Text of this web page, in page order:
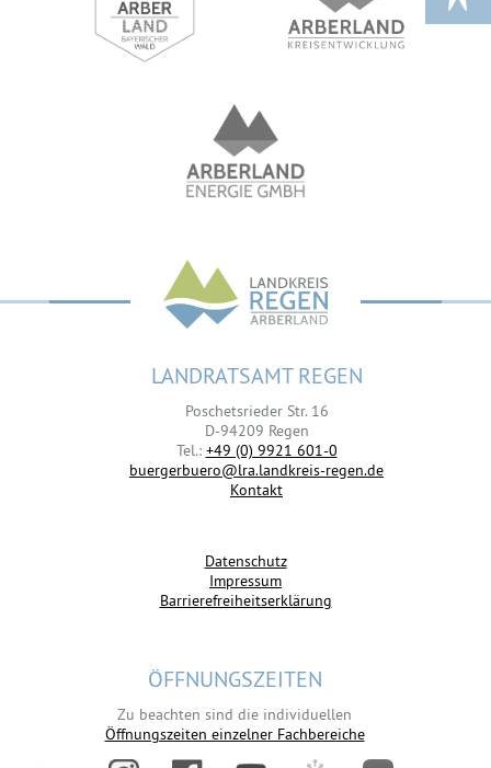
LANDRATSAMT REGEN
Poschetsrieder Str. 16
D-94209 Regen
Tel.: +49 (0) 9921 601-0
buergerbuero@lra.landkreis-regen.de
Kontakt
Datenschutz
Impressum
Barrierefreiheitserklärung
ÖFFNUNGSZEITEN
Zu beachten sind die individuellen
Öffnungszeiten einzelner Fachbereiche